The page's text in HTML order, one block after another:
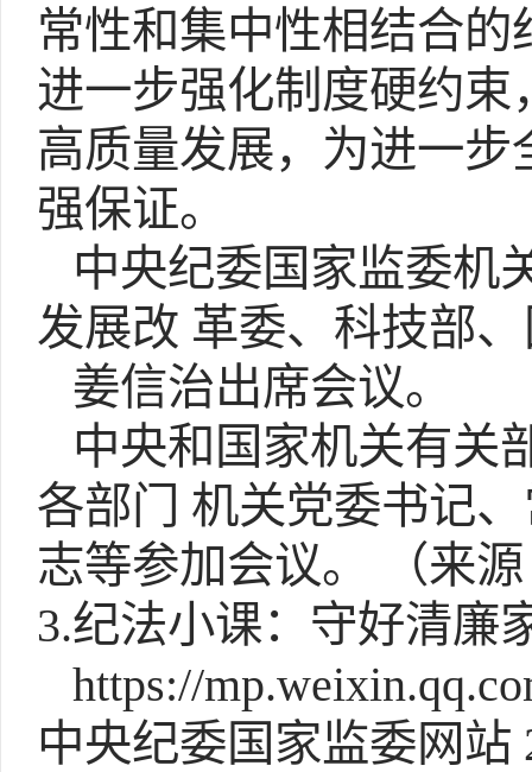
常性和集中性相结合
进一步强化制度硬约束
高质量发展，为进一
强保证。
中央纪委国家监委机
发展改 革委、科技部
姜信治出席会议。
中央和国家机关有关
各部门 机关党委书记
志等参加会议。 （来
3.纪法小课：守好清廉
https://
中央纪委国家监委网站